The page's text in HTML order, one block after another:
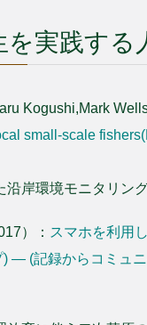
を実践す
Kogushi,Mark
small-scale
岸環境モニタリン
）： スマホを利用
— (記録からコミュ